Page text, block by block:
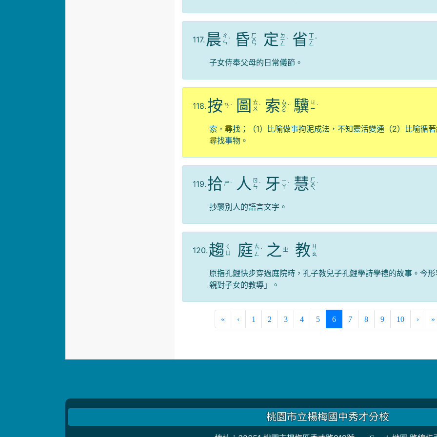
117. 晨 ㄔ
ㄣ ˊ 昏 ㄏ
ㄨ
ㄣ 定 ㄉ
ㄧ
ㄥ
ˋ 省 ㄒ
ㄧ
ㄥ
ˇ
子女侍奉父母的日常儀節。
118. 按 ㄢ ˋ 圖
ㄊ
ㄨ ˊ 索 ㄙ
ㄨ
ㄛ
ˇ 驥 ㄐ
ㄧ ˋ
索，尋找；（1）比喻做事拘泥成法，不知靈活變通（2）比喻循
尋找事物。
119. 拾 ㄕ ˊ 人 ㄖ
ㄣ ˊ 牙 ㄧ
ㄚ ˊ 慧 ㄏ
ㄨ
ㄟ
ˋ
抄襲別人的語言文字。
120. 趨 ㄑ
庭 ㄊ
ㄧ
ㄥ
ˊ 之 ㄓ 教 ㄐ
ㄧ
ㄠ
原指孔鯉快步穿過庭院時，孔子教兒子孔鯉學詩學禮的故事。今
親對子女的教導」。
« ‹ 1 2 3 4 5 6(current)
7 8 9 10 › »
桃園市立楊梅國中秀才分校